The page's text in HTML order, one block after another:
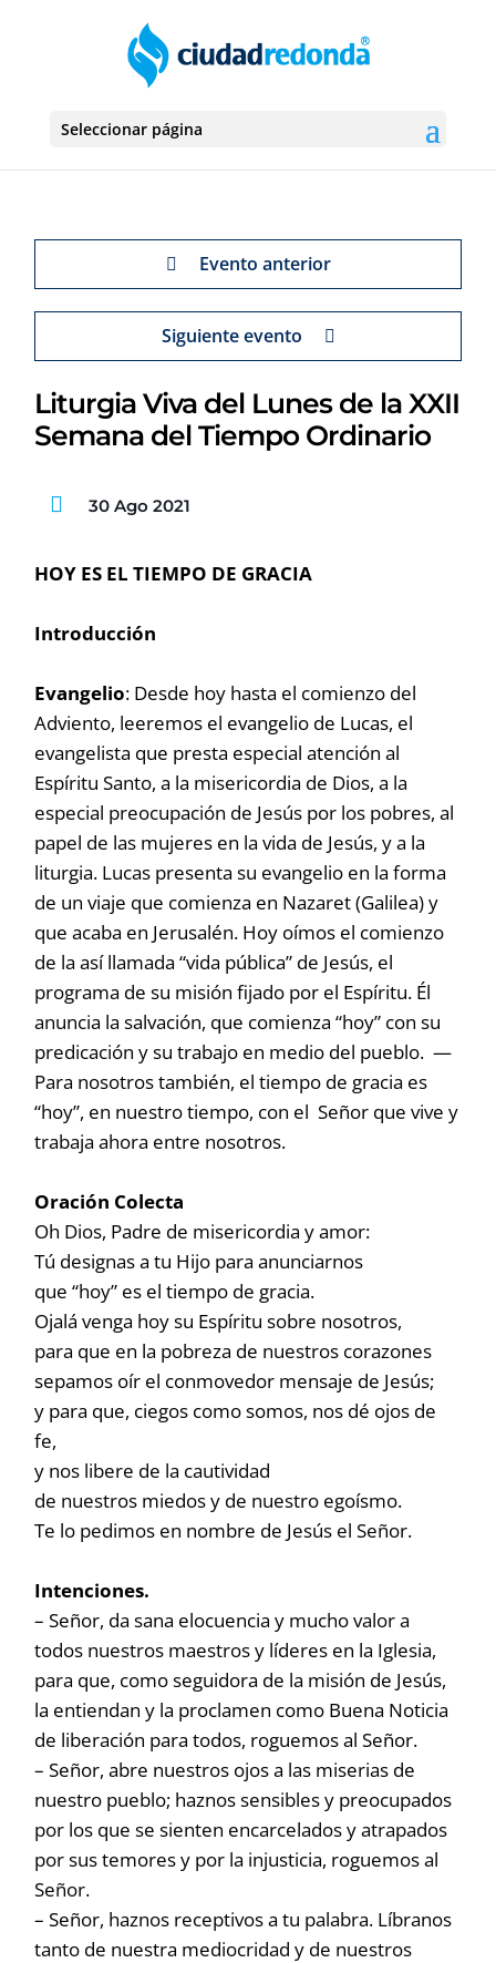
Seleccionar página
Evento anterior
Siguiente evento
Liturgia Viva del Lunes de la XXII
Semana del Tiempo Ordinario
30 Ago 2021
HOY ES EL TIEMPO DE GRACIA
Introducción
Evangelio: Desde hoy hasta el comienzo del
Adviento, leeremos el evangelio de Lucas, el
evangelista que presta especial atención al
Espíritu Santo, a la misericordia de Dios, a la
especial preocupación de Jesús por los pobres, al
papel de las mujeres en la vida de Jesús, y a la
liturgia. Lucas presenta su evangelio en la forma
de un viaje que comienza en Nazaret (Galilea) y
que acaba en Jerusalén. Hoy oímos el comienzo
de la así llamada “vida pública” de Jesús, el
programa de su misión fijado por el Espíritu. Él
anuncia la salvación, que comienza “hoy” con su
predicación y su trabajo en medio del pueblo. —
Para nosotros también, el tiempo de gracia es
“hoy”, en nuestro tiempo, con el Señor que vive y
trabaja ahora entre nosotros.
Oración Colecta
Oh Dios, Padre de misericordia y amor:
Tú designas a tu Hijo para anunciarnos
que “hoy” es el tiempo de gracia.
Ojalá venga hoy su Espíritu sobre nosotros,
para que en la pobreza de nuestros corazones
sepamos oír el conmovedor mensaje de Jesús;
y para que, ciegos como somos, nos dé ojos de
fe,
y nos libere de la cautividad
de nuestros miedos y de nuestro egoísmo.
Te lo pedimos en nombre de Jesús el Señor.
Intenciones.
– Señor, da sana elocuencia y mucho valor a
todos nuestros maestros y líderes en la Iglesia,
para que, como seguidora de la misión de Jesús,
la entiendan y la proclamen como Buena Noticia
de liberación para todos, roguemos al Señor.
– Señor, abre nuestros ojos a las miserias de
nuestro pueblo; haznos sensibles y preocupados
por los que se sienten encarcelados y atrapados
por sus temores y por la injusticia, roguemos al
Señor.
– Señor, haznos receptivos a tu palabra. Líbranos
tanto de nuestra mediocridad y de nuestros